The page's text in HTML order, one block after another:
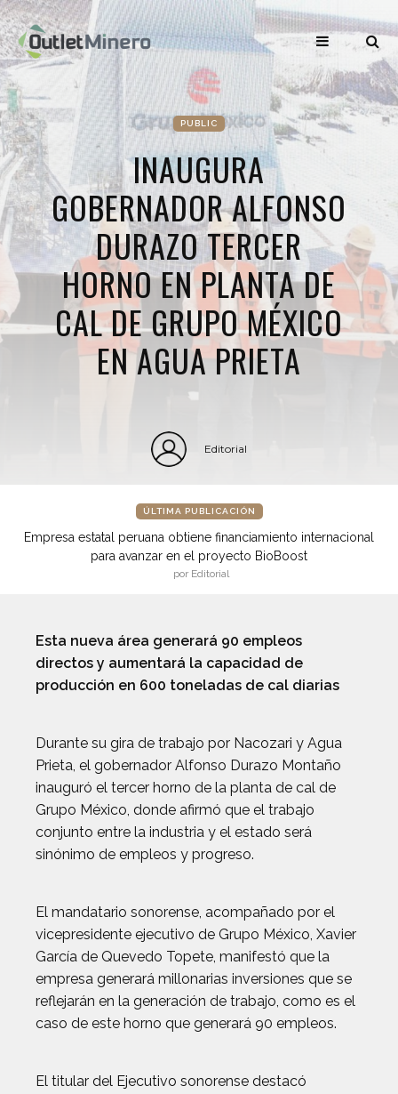
PUBLIC
INAUGURA
GOBERNADOR ALFONSO
DURAZO TERCER
HORNO EN PLANTA DE
CAL DE GRUPO MÉXICO
EN AGUA PRIETA
Editorial
ÚLTIMA PUBLICACIÓN
Empresa estatal peruana obtiene financiamiento internacional
para avanzar en el proyecto BioBoost
por Editorial
Esta nueva área generará 90 empleos
directos y aumentará la capacidad de
producción en 600 toneladas de cal diarias
Durante su gira de trabajo por Nacozari y Agua
Prieta, el gobernador Alfonso Durazo Montaño
inauguró el tercer horno de la planta de cal de
Grupo México, donde afirmó que el trabajo
conjunto entre la industria y el estado será
sinónimo de empleos y progreso.
El mandatario sonorense, acompañado por el
vicepresidente ejecutivo de Grupo México, Xavier
García de Quevedo Topete, manifestó que la
empresa generará millonarias inversiones que se
reflejarán en la generación de trabajo, como es el
caso de este horno que generará 90 empleos.
El titular del Ejecutivo sonorense destacó